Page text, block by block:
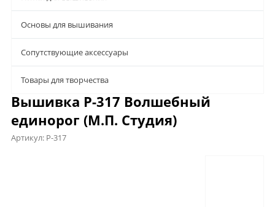
Основы для вышивания
Сопутствующие аксессуары
Товары для творчества
Вышивка Р-317 Волшебный
единорог (М.П. Студия)
Артикул: Р-317